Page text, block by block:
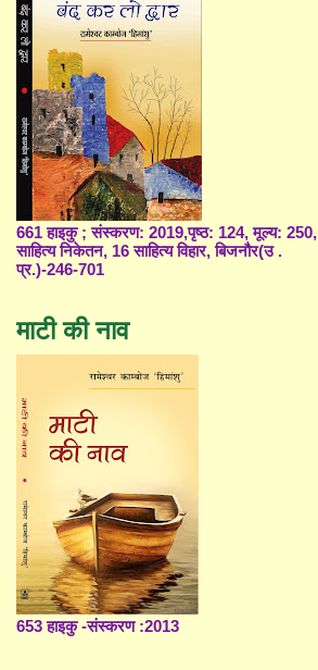
661 हाइकु ; संस्करण: 2019,पृष्ठ: 124, मूल्य: 250,
साहित्य निकेतन, 16 साहित्य विहार, बिजनौर(उ .
प्र.)-246-701
माटी की नाव
653 हाइकु -संस्करण :2013